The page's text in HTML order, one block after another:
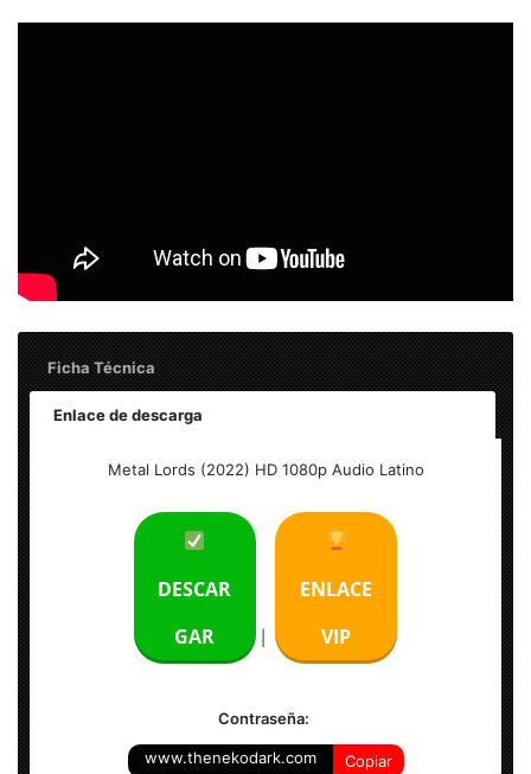
Ficha Técnica
Enlace de descarga
Metal Lords (2022) HD 1080p Audio Latino
DESCAR
GAR
ENLACE
VIP
Contraseña:
www.thenekodark.com Copiar